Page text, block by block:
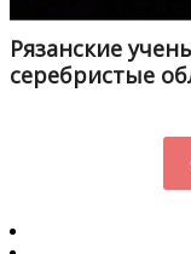
Рязанские
серебристые